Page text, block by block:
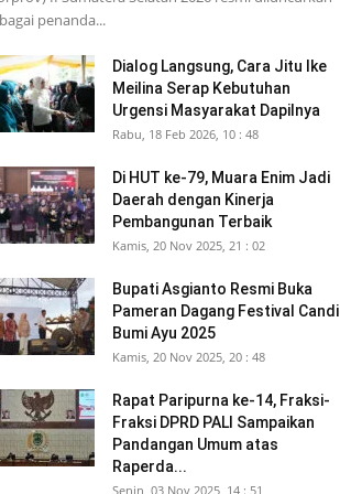
penanda...
Dialog Langsung, Cara Jitu Ike
Meilina Serap Kebutuhan
Urgensi Masyarakat Dapilnya
Rabu, 18 Feb 2026, 10 : 48
Di HUT ke-79, Muara Enim Jadi
Daerah dengan Kinerja
Pembangunan Terbaik
Kamis, 20 Nov 2025, 21 : 02
Bupati Asgianto Resmi Buka
Pameran Dagang Festival Candi
Bumi Ayu 2025
Kamis, 20 Nov 2025, 20 : 48
Rapat Paripurna ke-14, Fraksi-
Fraksi DPRD PALI Sampaikan
Pandangan Umum atas
Raperda...
Senin, 03 Nov 2025, 14 : 51